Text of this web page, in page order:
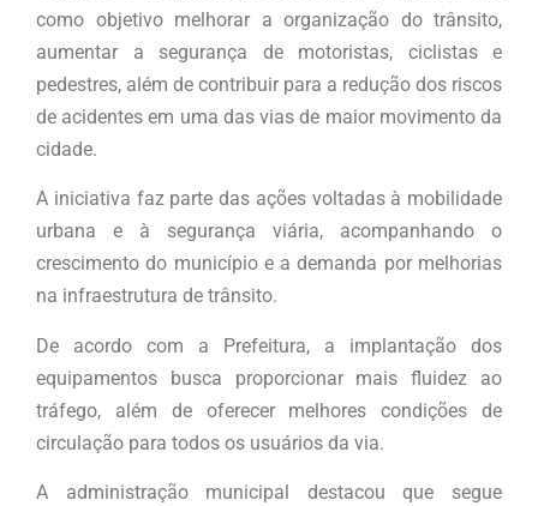
como objetivo melhorar a organização do trânsito,
aumentar a segurança de motoristas, ciclistas e
pedestres, além de contribuir para a redução dos riscos
de acidentes em uma das vias de maior movimento da
cidade.
A iniciativa faz parte das ações voltadas à mobilidade
urbana e à segurança viária, acompanhando o
crescimento do município e a demanda por melhorias
na infraestrutura de trânsito.
De acordo com a Prefeitura, a implantação dos
equipamentos busca proporcionar mais fluidez ao
tráfego, além de oferecer melhores condições de
circulação para todos os usuários da via.
A administração municipal destacou que segue